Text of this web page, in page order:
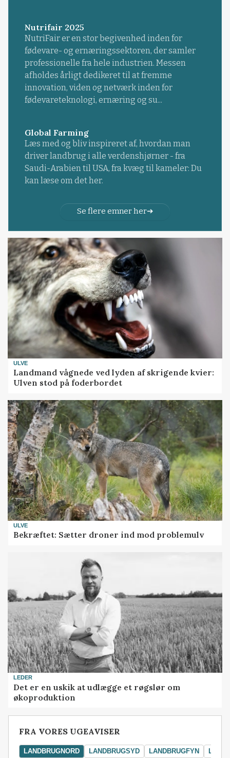
Nutrifair 2025
NutriFair er en stor begivenhed inden for
fødevare- og ernæringssektoren, der samler
professionelle fra hele industrien. Messen
afholdes årligt dedikeret til at fremme
innovation, viden og netværk inden for
fødevareteknologi, ernæring og su...
Global Farming
Læs med og bliv inspireret af, hvordan man
driver landbrug i alle verdenshjørner - fra
Saudi-Arabien til USA, fra kvæg til kameler: Du
kan læse om det her.
Se flere emner her
ULVE
Landmand vågnede ved lyden af skrigende kvier:
Ulven stod på foderbordet
ULVE
Bekræftet: Sætter droner ind mod problemulv
LEDER
Det er en uskik at udlægge et røgslør om
økoproduktion
FRA VORES UGEAVISER
LANDBRUGNORD LANDBRUGSYD LANDBRUGFYN